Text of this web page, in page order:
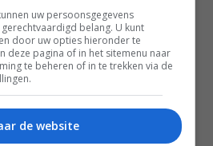
met de gebruiker tot een
op het plus-teken rechts
je wil doen, hoe vaak je dat wil
en hoe lang je het wil doen en
wat de beste mogelijkheid is.
opschuiven, voor de
niet uitkomen. Mocht je dat te
uw persoonsgegevens
belang. U kunt
door uw opties hieronder te
deze pagina of in het sitemenu naar
te beheren of in te trekken via de
de website